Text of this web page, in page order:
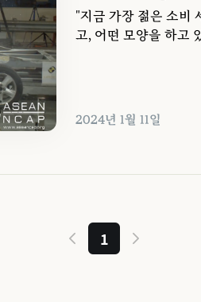
"지금 가장 젊은 소비
고, 어떤 모양을 하고
2024년 1월 11일
1